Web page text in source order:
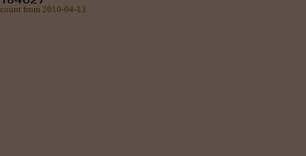
count from 2010-04-13